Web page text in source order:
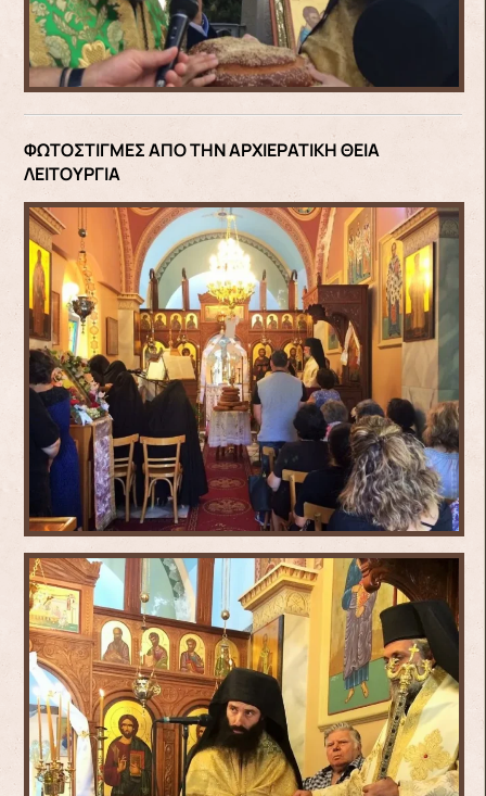
ΦΩΤΟΣΤΙΓΜΕΣ ΑΠΟ ΤΗΝ ΑΡΧΙΕΡΑΤΙΚΗ ΘΕΙΑ
ΛΕΙΤΟΥΡΓΙΑ